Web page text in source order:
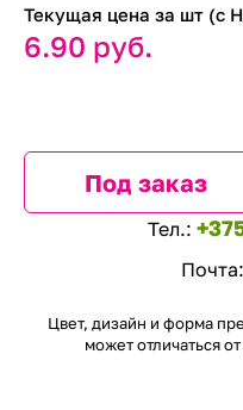
Текущая цена за шт (с
6.90 руб.
Под заказ
Тел.:
Почта:
Цвет, дизайн и форма
может отличаться